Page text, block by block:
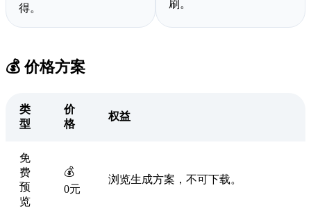
得。
刷。
💰 价格方案
类
型
价
格
权益
免
费
预
览
💰
0元
浏览生成方案，不可下载。